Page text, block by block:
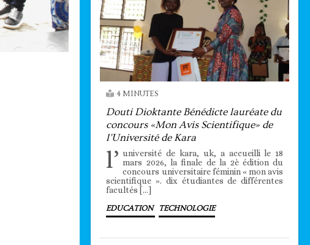
4 MINUTES
Douti Dioktante Bénédicte lauréate du
concours «Mon Avis Scientifique» de
l’Université de Kara
l’ université de kara, uk, a accueilli le 18
mars 2026, la finale de la 2è édition du
concours universitaire féminin « mon avis
scientifique ». dix étudiantes de différentes
facultés […]
EDUCATION TECHNOLOGIE